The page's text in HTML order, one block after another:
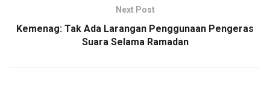
Next Post
Kemenag: Tak Ada Larangan Penggunaan Pengeras
Suara Selama Ramadan